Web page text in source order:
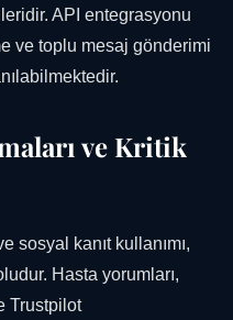
API entegrasyonu
ve toplu mesaj gönderimi
ve Kritik
sosyal kanıt kullanımı,
Hasta yorumları,
Trustpilot